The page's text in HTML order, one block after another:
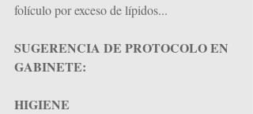
folículo por exceso de lípidos...
SUGERENCIA DE PROTOCOLO EN
GABINETE:
HIGIENE